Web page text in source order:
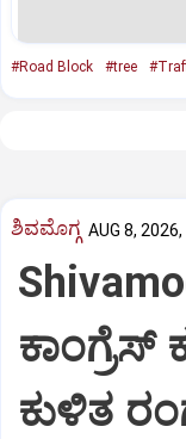
#Road Block #tree
ಶಿವಮೊಗ್ಗ AUG 8,
ಕುಳಿತ